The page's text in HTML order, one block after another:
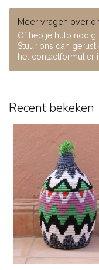
Meer vragen over
Of heb je hulp nodig
Stuur ons dan gerust
het contactformulier
Recent bekeken